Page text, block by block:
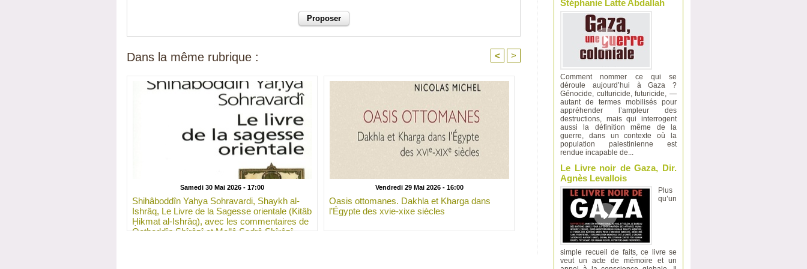
Dans la même rubrique : < >
Samedi 30 Mai 2026 - 17:00
Shihâboddîn Yahya Sohravardi, Shaykh al-
Ishrâq, Le Livre de la Sagesse orientale (Kitâb
Ḥikmat al-Ishrâq), avec les commentaires de
Qoṭboddîn Shîrâzî et Mollâ Ṣadrâ Shîrâzî.
Vendredi 29 Mai 2026 - 16:00
Oasis ottomanes. Dakhla et Kharga dans
l’Égypte des xvie-xixe siècles
Stéphanie Latte Abdallah
Comment nommer ce qui se
déroule aujourd’hui à Gaza ?
Génocide, culturicide, futuricide, —
autant de termes mobilisés pour
appréhender l’ampleur des
destructions, mais qui interrogent
aussi la définition même de la
guerre, dans un contexte où la
population palestinienne est
rendue incapable de...
Le Livre noir de Gaza, Dir.
Agnès Levallois
Plus
qu’un
simple recueil de faits, ce livre se
veut un acte de mémoire et un